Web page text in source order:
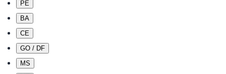
PE
BA
CE
GO / DF
MS